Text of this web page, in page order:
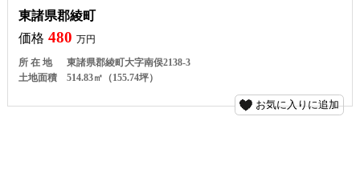
東諸県郡綾町
価格 480 万円
所 在 地
東諸県郡綾町大字南俣2138-3
土地面積
514.83㎡（155.74坪）
お気に入りに追加